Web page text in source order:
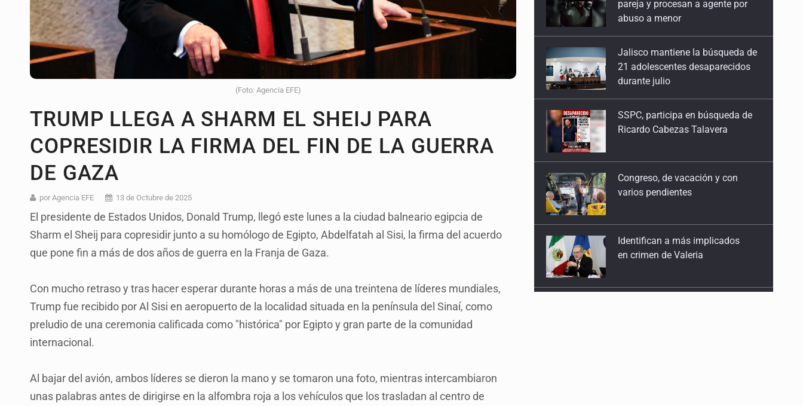
(Foto: Agencia EFE)
TRUMP LLEGA A SHARM EL SHEIJ PARA
COPRESIDIR LA FIRMA DEL FIN DE LA GUERRA
DE GAZA
por Agencia EFE 13 de Octubre de 2025
El presidente de Estados Unidos, Donald Trump, llegó este lunes a la ciudad balneario egipcia de
Sharm el Sheij para copresidir junto a su homólogo de Egipto, Abdelfatah al Sisi, la firma del acuerdo
que pone fin a más de dos años de guerra en la Franja de Gaza.
Con mucho retraso y tras hacer esperar durante horas a más de una treintena de líderes mundiales,
Trump fue recibido por Al Sisi en aeropuerto de la localidad situada en la península del Sinaí, como
preludio de una ceremonia calificada como "histórica" por Egipto y gran parte de la comunidad
internacional.
Al bajar del avión, ambos líderes se dieron la mano y se tomaron una foto, mientras intercambiaron
unas palabras antes de dirigirse en la alfombra roja a los vehículos que los trasladan al centro de
21 adolescentes desaparecidos
durante julio
SSPC, participa en búsqueda de
Ricardo Cabezas Talavera
Congreso, de vacación y con
varios pendientes
Identifican a más implicados
en crimen de Valeria
Capturan en Zapopan a
defraudador de paquetes